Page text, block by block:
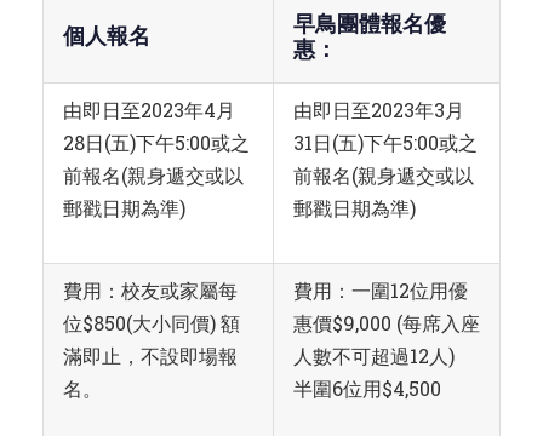
個人報名
早鳥團體報名優
惠：
由即日至2023年4月
28日(五)下午5:00或之
前報名(親身遞交或以
郵戳日期為準)
由即日至2023年3月
31日(五)下午5:00或之
前報名(親身遞交或以
郵戳日期為準)
費用：校友或家屬每
位$850(大小同價) 額
滿即止，不設即場報
名。
費用：一圍12位用優
惠價$9,000 (每席入座
人數不可超過12人)
半圍6位用$4,500